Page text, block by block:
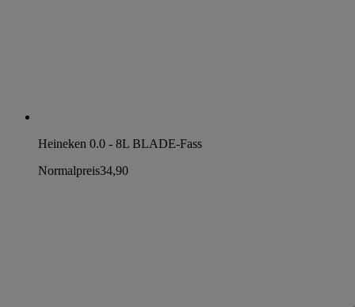
Heineken 0.0 - 8L BLADE-Fass
Normalpreis34,90